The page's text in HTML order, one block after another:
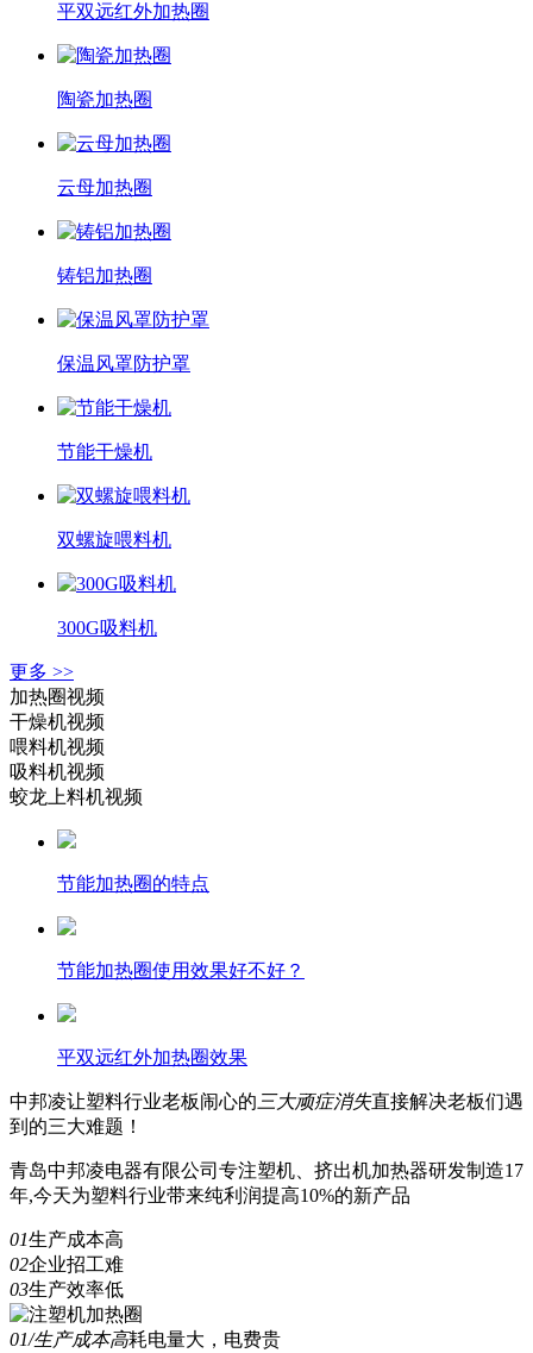
平双远红外加热圈
陶瓷加热圈
云母加热圈
铸铝加热圈
保温风罩防护罩
节能干燥机
双螺旋喂料机
300G吸料机
更多 >>
加热圈视频
干燥机视频
喂料机视频
吸料机视频
蛟龙上料机视频
节能加热圈的特点
节能加热圈使用效果好不好？
平双远红外加热圈效果
中邦凌让塑料行业老板闹心的 三大顽症消失直接解决老板们遇
到的三大难题！
青岛中邦凌电器有限公司专注塑机、挤出机加热器研发制造17
年,今天为塑料行业带来纯利润提高10%的新产品
01生产成本高
02企业招工难
03生产效率低
01/生产成本高耗电量大，电费贵